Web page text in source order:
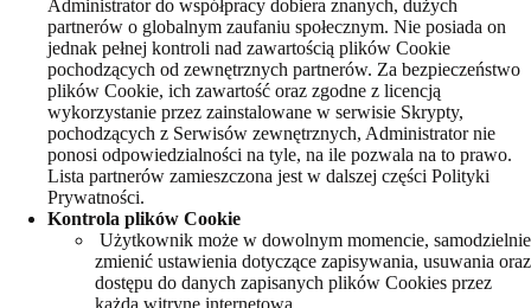
Administrator do współpracy dobiera znanych, dużych
partnerów o globalnym zaufaniu społecznym. Nie posiada on
jednak pełnej kontroli nad zawartością plików Cookie
pochodzących od zewnętrznych partnerów. Za bezpieczeństwo
plików Cookie, ich zawartość oraz zgodne z licencją
wykorzystanie przez zainstalowane w serwisie Skrypty,
pochodzących z Serwisów zewnętrznych, Administrator nie
ponosi odpowiedzialności na tyle, na ile pozwala na to prawo.
Lista partnerów zamieszczona jest w dalszej części Polityki
Prywatności.
Kontrola plików Cookie
Użytkownik może w dowolnym momencie, samodzielnie
zmienić ustawienia dotyczące zapisywania, usuwania oraz
dostępu do danych zapisanych plików Cookies przez